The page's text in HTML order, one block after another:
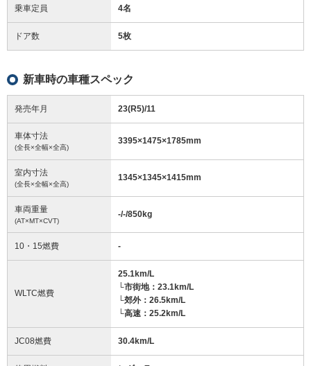
乗車定員 4名
ドア数 5枚
新車時の車種スペック
発売年月 23(R5)/11
車体寸法
(全長×全幅×全高)
3395×1475×1785mm
室内寸法
(全長×全幅×全高)
1345×1345×1415mm
車両重量
(AT×MT×CVT)
-/-/850kg
10・15燃費 -
WLTC燃費
25.1km/L
└市街地：23.1km/L
└郊外：26.5km/L
└高速：25.2km/L
JC08燃費 30.4km/L